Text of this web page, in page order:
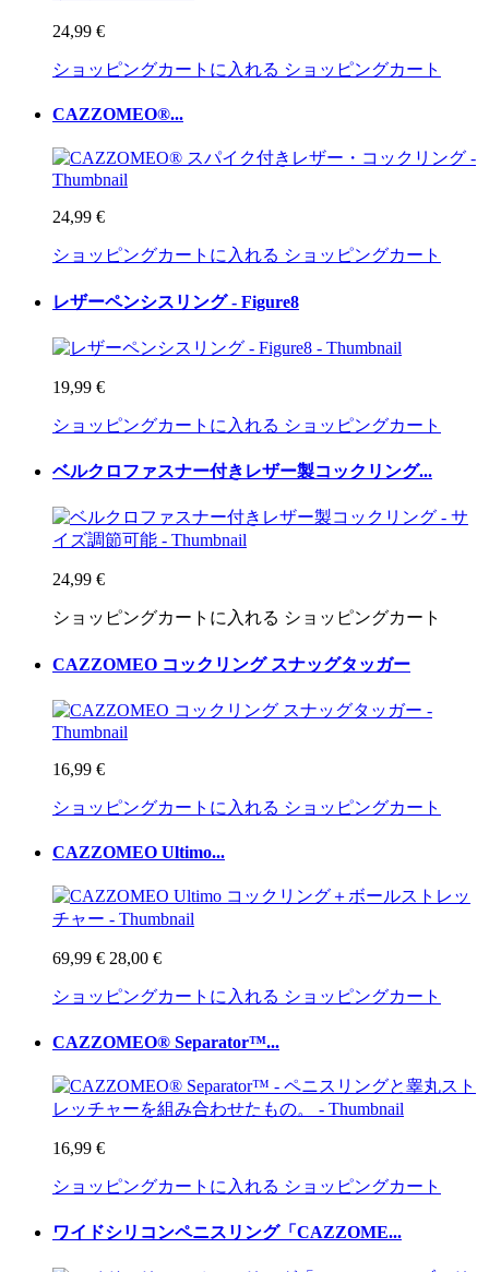
24,99 €
ショッピングカートに入れる ショッピングカート
CAZZOMEO®...
24,99 €
ショッピングカートに入れる ショッピングカート
レザーペンシスリング - Figure8
19,99 €
ショッピングカートに入れる ショッピングカート
ベルクロファスナー付きレザー製コックリング...
24,99 €
ショッピングカートに入れる ショッピングカート
CAZZOMEO コックリング スナッグタッガー
16,99 €
ショッピングカートに入れる ショッピングカート
CAZZOMEO Ultimo...
69,99 € 28,00 €
ショッピングカートに入れる ショッピングカート
CAZZOMEO® Separator™...
16,99 €
ショッピングカートに入れる ショッピングカート
ワイドシリコンペニスリング「CAZZOME...